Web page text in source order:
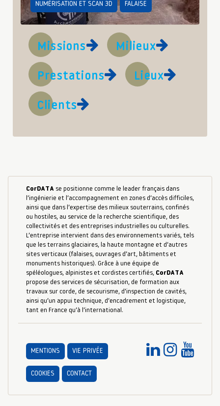
NUMÉRISATION ET SCAN 3D FALAISE
Missions Milieux
Prestations Lieux
Clients
CorDATA se positionne comme le leader français dans
l’ingénierie et l’accompagnement en zones d’accès difficiles,
ainsi que dans l’expertise des milieux souterrains, confinés
ou hostiles, au service de la recherche scientifique, des
collectivités et des entreprises industrielles ou culturelles.
L’entreprise intervient dans des environnements variés, tels
que les terrains glaciaires, la haute montagne et d’autres
sites verticaux (falaises, ouvrages d’art, bâtiments et
monuments historiques). Grâce à une équipe de
spéléologues, alpinistes et cordistes certifiés, CorDATA
propose des services de sécurisation, de formation aux
travaux sur corde, de secourisme, d’inspection de cavités,
ainsi qu’un appui technique, d’encadrement et logistique,
tant en France qu’à l’international.
MENTIONS VIE PRIVÉE
COOKIES CONTACT